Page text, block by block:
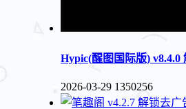
Hypic(醒图国际版) v8.4.0
2026-03-29 1350256